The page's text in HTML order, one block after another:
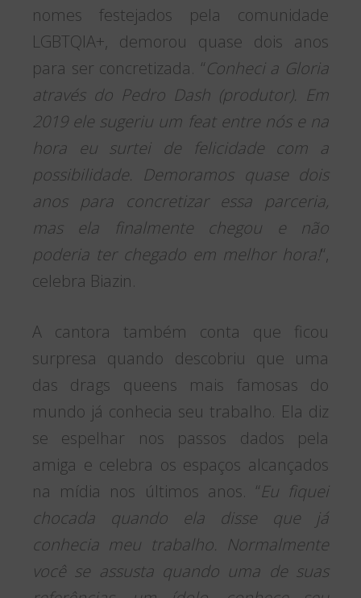
nomes festejados pela comunidade
LGBTQIA+, demorou quase dois anos
para ser concretizada. “Conheci a Gloria
através do Pedro Dash (produtor). Em
2019 ele sugeriu um feat entre nós e na
hora eu surtei de felicidade com a
possibilidade. Demoramos quase dois
anos para concretizar essa parceria,
mas ela finalmente chegou e não
poderia ter chegado em melhor hora!“,
celebra Biazin.
A cantora também conta que ficou
surpresa quando descobriu que uma
das drags queens mais famosas do
mundo já conhecia seu trabalho. Ela diz
se espelhar nos passos dados pela
amiga e celebra os espaços alcançados
na mídia nos últimos anos. “Eu fiquei
chocada quando ela disse que já
conhecia meu trabalho. Normalmente
você se assusta quando uma de suas